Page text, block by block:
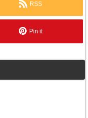
RSS
Pin it